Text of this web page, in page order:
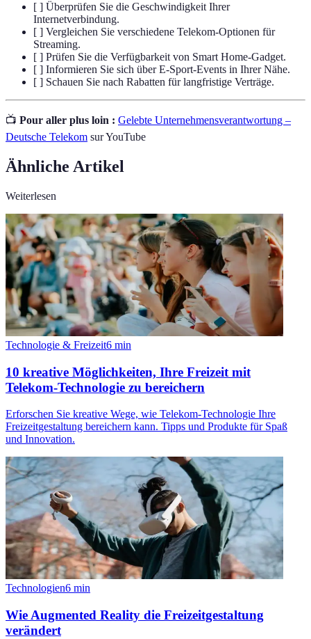
[ ] Überprüfen Sie die Geschwindigkeit Ihrer
Internetverbindung.
[ ] Vergleichen Sie verschiedene Telekom-Optionen für
Streaming.
[ ] Prüfen Sie die Verfügbarkeit von Smart Home-Gadget.
[ ] Informieren Sie sich über E-Sport-Events in Ihrer Nähe.
[ ] Schauen Sie nach Rabatten für langfristige Verträge.
📺 Pour aller plus loin : Gelebte Unternehmensverantwortung –
Deutsche Telekom sur YouTube
Ähnliche Artikel
Weiterlesen
Technologie & Freizeit6 min
10 kreative Möglichkeiten, Ihre Freizeit mit
Telekom-Technologie zu bereichern
Erforschen Sie kreative Wege, wie Telekom-Technologie Ihre
Freizeitgestaltung bereichern kann. Tipps und Produkte für Spaß
und Innovation.
Technologien6 min
Wie Augmented Reality die Freizeitgestaltung
verändert